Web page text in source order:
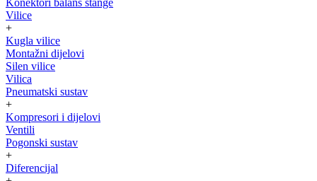
Konektori balans štange
Vilice
+
Kugla vilice
Montažni dijelovi
Silen vilice
Vilica
Pneumatski sustav
+
Kompresori i dijelovi
Ventili
Pogonski sustav
+
Diferencijal